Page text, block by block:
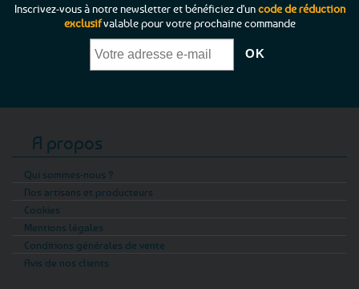
Inscrivez-vous à notre newsletter et bénéficiez d'uncode de réduction
exclusifvalable pour votre prochaine commande
A propos
Qui sommes-nous ?
Nos artisans et producteurs
Cookies
Mentions légales
Conditions générales de vente
Avis de nos clients